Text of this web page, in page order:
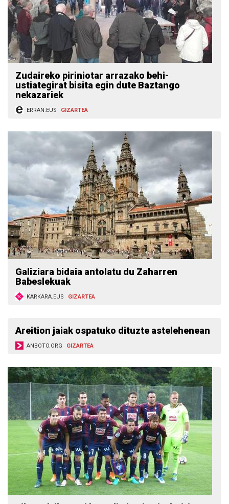
Zudaireko piriniotar arrazako behi-
ustiategirat bisita egin dute Baztango
nekazariek
ERRAN.EUS GIZARTEA
Galiziara bidaia antolatu du Zaharren
Babeslekuak
KARKARA.EUS GIZARTEA
Areition jaiak ospatuko dituzte astelehenean
ANBOTO.ORG GIZARTEA